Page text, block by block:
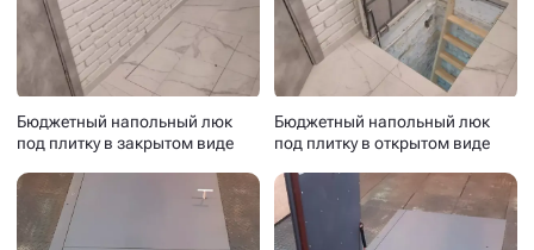
Бюджетный напольный люк
под плитку в закрытом виде
Бюджетный напольный люк
под плитку в открытом виде